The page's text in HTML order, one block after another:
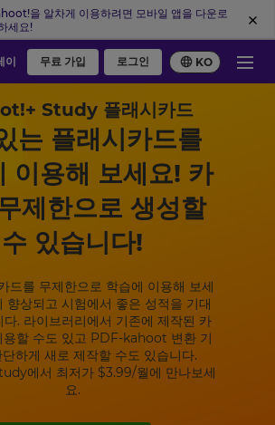
을 알차게 이용하려면 모바일 앱을 다운로
세요!
이 무료 가입 로그인 KO
Study 플래시카드
는 플래시카드를
이용해 보세요! 카
제한으로 생성할
수 있습니다!
드를 무제한으로 학습에 이용해 보세
향상되고 시험에서 좋은 성적을 기대
다. 라이브러리에서 기존에 제작된 카
용할 수도 있고 PDF-kahoot 변환 기
하게 새로 제작할 수도 있습니다.
에서 최저가 $3.99/월에 만나보세
요.